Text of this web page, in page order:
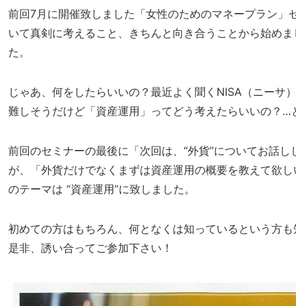
前回7月に開催致しました「女性のためのマネープラン」
いて真剣に考えること、きちんと向き合うことから始め
た。
じゃあ、何をしたらいいの？最近よく聞くNISA（ニーサ
難しそうだけど「資産運用」ってどう考えたらいいの？…
前回のセミナーの最後に「次回は、“外貨”についてお話
が、「外貨だけでなくまずは資産運用の概要を教えて欲
のテーマは “資産運用”に致しました。
初めての方はもちろん、何となくは知っているという方も
是非、誘い合ってご参加下さい！